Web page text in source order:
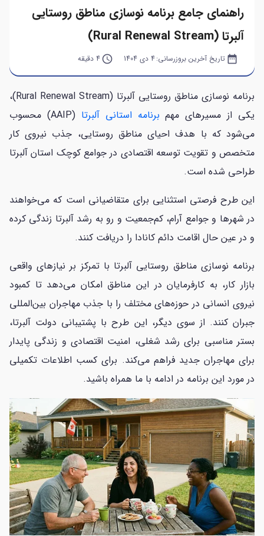
راهنمای جامع برنامه نوسازی مناطق روستایی
آلبرتا (Rural Renewal Stream)
date_range تاریخ آخرین بروزرسانی:4 دی 1404 query_builder4 دقیقه
برنامه نوسازی مناطق روستایی آلبرتا (Rural Renewal Stream)،
یکی از مسیرهای مهم برنامه استانی آلبرتا
(AAIP) محسوب
می‌شود که با هدف احیای مناطق روستایی، جذب نیروی کار
متخصص و تقویت توسعه اقتصادی در جوامع کوچک استان آلبرتا
طراحی شده است.
این طرح فرصتی استثنایی برای متقاضیانی است که می‌خواهند
در شهرها و جوامع آرام، کم‌جمعیت و رو به رشد آلبرتا زندگی کرده
و در عین حال اقامت دائم کانادا را دریافت کنند.
برنامه نوسازی مناطق روستایی آلبرتا با تمرکز بر نیازهای واقعی
بازار کار، به کارفرمایان در این مناطق امکان می‌دهد تا کمبود
نیروی انسانی در حوزه‌های مختلف را با جذب مهاجران بین‌المللی
جبران کنند. از سوی دیگر، این طرح با پشتیبانی دولت آلبرتا،
بستر مناسبی برای رشد شغلی، امنیت اقتصادی و زندگی پایدار
برای مهاجران جدید فراهم می‌کند. برای کسب اطلاعات تکمیلی
در مورد این برنامه در ادامه با ما همراه باشید.